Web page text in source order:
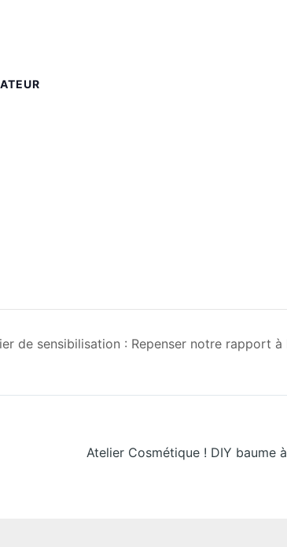
de sensibilisation : Repenser notre rapport
Atelier Cosmétique ! DIY baume